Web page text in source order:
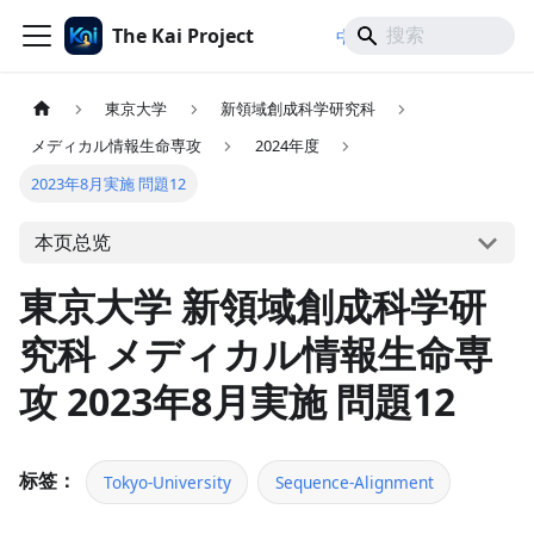
The Kai Project 中文/ 日本語
東京大学
新領域創成科学研究科
メディカル情報生命専攻
2024年度
2023年8月実施 問題12
本页总览
東京大学 新領域創成科学研
究科 メディカル情報生命専
攻 2023年8月実施 問題12
标签： Tokyo-University Sequence-Alignment